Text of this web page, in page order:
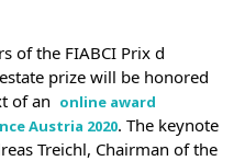
of the FIABCI Prix d
prize will be honored
of an online award
Austria 2020.The keynote
Treichl, Chairman of the